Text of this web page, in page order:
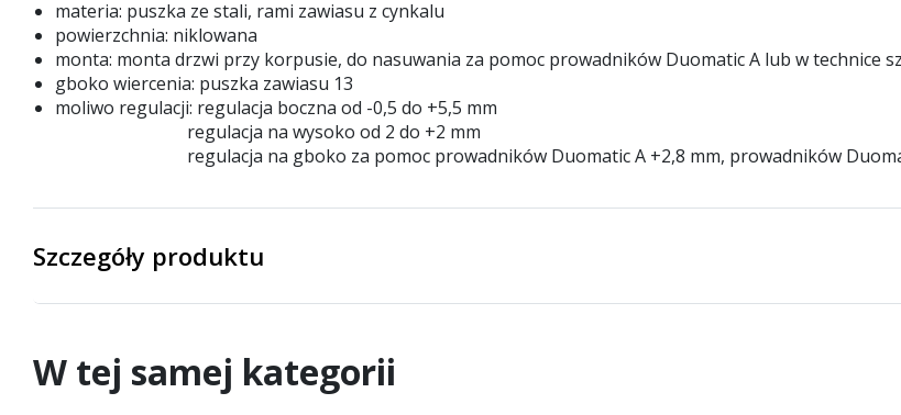
materia: puszka ze stali, rami zawiasu z cynkalu
powierzchnia: niklowana
monta: monta drzwi przy korpusie, do nasuwania za pomoc prowadników Duomatic A lub w technice
gboko wiercenia: puszka zawiasu 13
moliwo regulacji: regulacja boczna od -0,5 do +5,5 mm
regulacja na wysoko od 2 do +2 mm
regulacja na gboko za pomoc prowadników Duomatic A +2,8 mm, prowadników
Szczegóły produktu
W tej samej kategorii